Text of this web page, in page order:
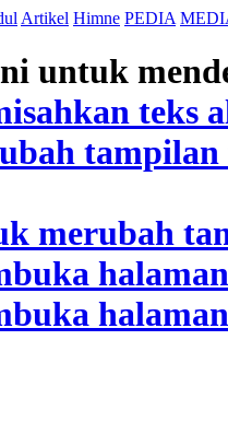
Artikel Himne PEDIA